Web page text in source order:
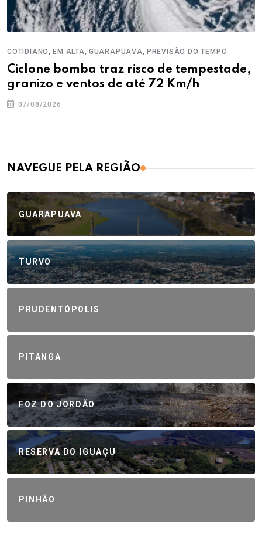
COTIDIANO,EM ALTA, GUARAPUAVA, PREVISÃO DO TEMPO
Ciclone bomba traz risco de tempestade,
granizo e ventos de até 72 Km/h
07/08/2026
NAVEGUE PELA REGIÃO
GUARAPUAVA
TURVO
PRUDENTÓPOLIS
PITANGA
FOZ DO JORDÃO
RESERVA DO IGUAÇU
PINHÃO